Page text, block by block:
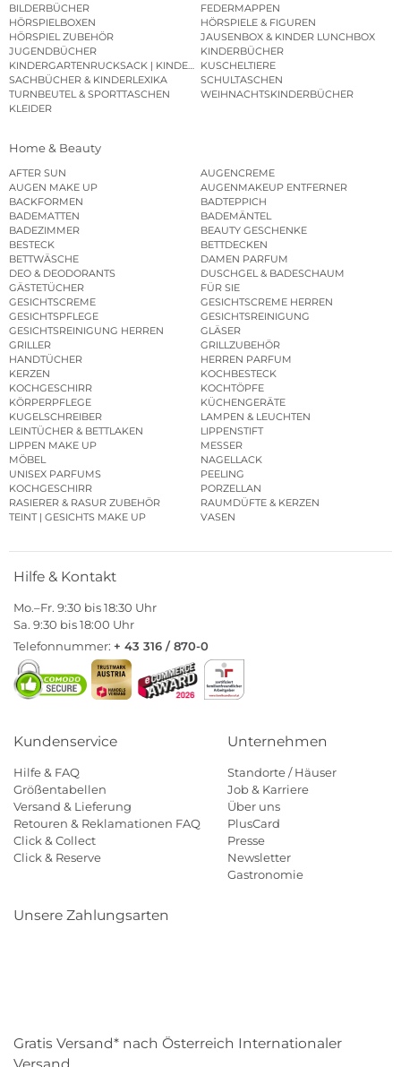
BILDERBÜCHER
FEDERMAPPEN
HÖRSPIELBOXEN
HÖRSPIELE & FIGUREN
HÖRSPIEL ZUBEHÖR
JAUSENBOX & KINDER LUNCHBOX
JUGENDBÜCHER
KINDERBÜCHER
KINDERGARTENRUCKSACK | KINDERGARTENBEUTEL
KUSCHELTIERE
SACHBÜCHER & KINDERLEXIKA
SCHULTASCHEN
TURNBEUTEL & SPORTTASCHEN
WEIHNACHTSKINDERBÜCHER
KLEIDER
Home & Beauty
AFTER SUN
AUGENCREME
AUGEN MAKE UP
AUGENMAKEUP ENTFERNER
BACKFORMEN
BADTEPPICH
BADEMATTEN
BADEMÄNTEL
BADEZIMMER
BEAUTY GESCHENKE
BESTECK
BETTDECKEN
BETTWÄSCHE
DAMEN PARFUM
DEO & DEODORANTS
DUSCHGEL & BADESCHAUM
GÄSTETÜCHER
FÜR SIE
GESICHTSCREME
GESICHTSCREME HERREN
GESICHTSPFLEGE
GESICHTSREINIGUNG
GESICHTSREINIGUNG HERREN
GLÄSER
GRILLER
GRILLZUBEHÖR
HANDTÜCHER
HERREN PARFUM
KERZEN
KOCHBESTECK
KOCHGESCHIRR
KOCHTÖPFE
KÖRPERPFLEGE
KÜCHENGERÄTE
KUGELSCHREIBER
LAMPEN & LEUCHTEN
LEINTÜCHER & BETTLAKEN
LIPPENSTIFT
LIPPEN MAKE UP
MESSER
MÖBEL
NAGELLACK
UNISEX PARFUMS
PEELING
KOCHGESCHIRR
PORZELLAN
RASIERER & RASUR ZUBEHÖR
RAUMDÜFTE & KERZEN
TEINT | GESICHTS MAKE UP
VASEN
Hilfe & Kontakt
Mo.–Fr. 9:30 bis 18:30 Uhr
Sa. 9:30 bis 18:00 Uhr
Telefonnummer: + 43 316 / 870-0
Kundenservice
Hilfe & FAQ
Größentabellen
Versand & Lieferung
Retouren & Reklamationen FAQ
Click & Collect
Click & Reserve
Unternehmen
Standorte / Häuser
Job & Karriere
Über uns
PlusCard
Presse
Newsletter
Gastronomie
Unsere Zahlungsarten
Gratis Versand* nach Österreich Internationaler